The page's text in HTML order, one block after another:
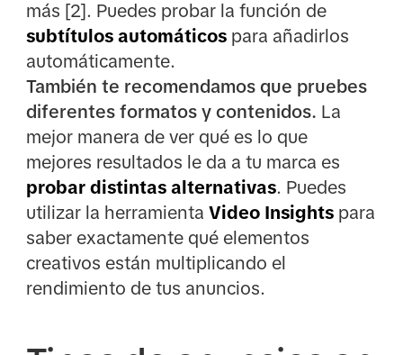
más [2]. Puedes probar la función de
subtítulos automáticospara añadirlos
automáticamente.
También te recomendamos que pruebes
diferentes formatos y contenidos. La
mejor manera de ver qué es lo que
mejores resultados le da a tu marca es
probar distintas alternativas. Puedes
utilizar la herramienta Video Insightspara
saber exactamente qué elementos
creativos están multiplicando el
rendimiento de tus anuncios.